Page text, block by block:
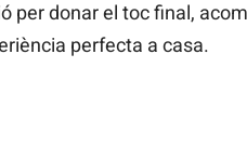
per donar el toc final,
perfecta a casa.